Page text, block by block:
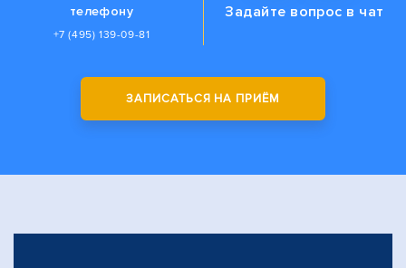
телефону
+7 (495) 139-09-81
Задайте вопрос в чат
ЗАПИСАТЬСЯ НА ПРИЁМ